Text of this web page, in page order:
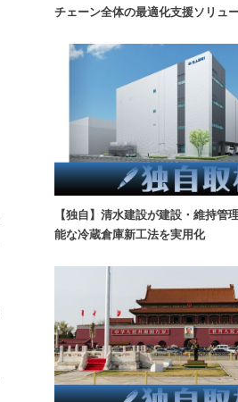
チェーン全体の最適化支援ソリュ
【独自】清水建設が建設・維持管
能な冷蔵倉庫新工法を実用化